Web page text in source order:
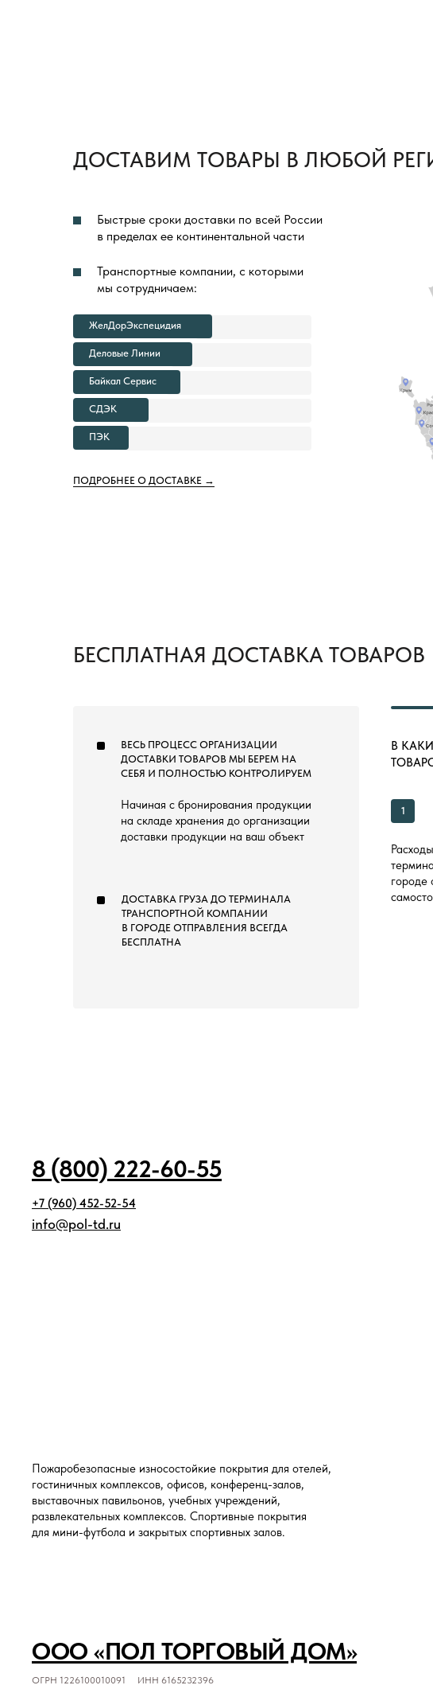
ДОСТАВИМ ТОВАРЫ В ЛЮБОЙ
Быстрые сроки доставки по всей России
в пределах ее континентальной части
Транспортные компании, с которыми
мы сотрудничаем:
ЖелДорЭкспецидия
Деловые Линии
Байкал Сервис
СДЭК
ПЭК
ПОДРОБНЕЕ О ДОСТАВКЕ →
БЕСПЛАТНАЯ ДОСТАВКА ТОВАРОВ
ВЕСЬ ПРОЦЕСС ОРГАНИЗАЦИИ
ДОСТАВКИ ТОВАРОВ МЫ БЕРЕМ НА
СЕБЯ И ПОЛНОСТЬЮ КОНТРОЛИРУЕМ
Начиная с бронирования продукции
на складе хранения до организации
доставки продукции на ваш объект
городе
ДОСТАВКА ГРУЗА ДО ТЕРМИНАЛА
ТРАНСПОРТНОЙ КОМПАНИИ
В ГОРОДЕ ОТПРАВЛЕНИЯ ВСЕГДА
БЕСПЛАТНА
1
В
ООО «ПОЛ ТОРГОВЫЙ ДОМ»
8 (800) 222-60-55
info@pol-td.ru
Пожаробезопасные износостойкие покрытия для отелей,
гостиничных комплексов, офисов, конференц-залов,
выставочных павильонов, учебных учреждений,
развлекательных комплексов. Спортивные покрытия
для мини-футбола и закрытых спортивных залов.
+7 (960) 452-52-54
ОГРН 1226100010091 ИНН 6165232396